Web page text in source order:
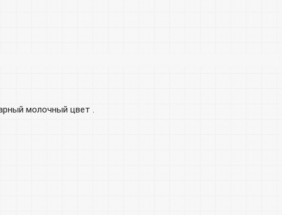
молочный цвет .